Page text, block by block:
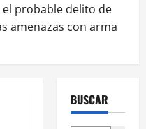
probable delito de
amenazas con arma
BUSCAR